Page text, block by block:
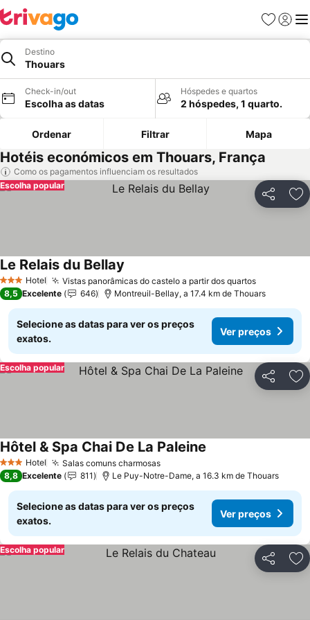
Favoritos
Iniciar
Destino
Thouars
Check-in/out
Escolha as datas
Hóspedes e quartos
2 hóspedes, 1 quarto.
Ordenar Filtrar Mapa
Hotéis económicos em Thouars, França
Como os pagamentos influenciam os resultados
Partilhar
Escolha popular
3 EstrelasHotel Vistas panorâmicas do castelo a partir dos quartosVer
Le Relais du Bellay
8,5 Excelente 646 Montreuil-Bellay, a 17.4 km de Thouars
Selecione as datas para ver os preços
exatos.
Ver preços
Partilhar
Escolha popular
3 EstrelasHotel Salas comuns charmosasVer preços
Hôtel & Spa Chai De La Paleine
8,8 Excelente 811 Le Puy-Notre-Dame, a 16.3 km de Thouars
Selecione as datas para ver os preços
exatos.
Ver preços
Partilhar
Escolha popular